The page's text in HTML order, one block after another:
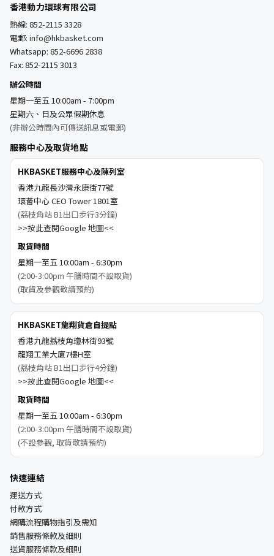
香港動力環球有限公司
熱線: 852-2115 3328
電郵: info@hkbasket.com
Whatsapp: 852-6696 2838
Fax: 852-2115 3013
辦公時間
星期一至五 10:00am - 7:00pm
星期六、日及公眾假期休息
(非辦公時間內可傳送訊息或電郵)
服務中心及取貨地點
HKBASKET服務中心及陳列室
香港九龍長沙灣永康街77號
環薈中心 CEO Tower 1801室
(荔枝角站 B1出口步行3分鐘)
>>按此查閱Google 地圖<<
取貨時間
星期一至五 10:00am - 6:30pm
(2:00-3:00pm 午膳時間不設取貨)
(取貨及參觀敬請預約)
HKBASKET龍翔貨倉自提點
香港九龍荔枝角瓊林街93號
龍翔工業大廈7樓H室
(荔枝角站 B1出口步行4分鐘)
>>按此查閱Google 地圖<<
取貨時間
星期一至五 10:00am - 6:30pm
(2:00-3:00pm 午膳時間不設取貨)
(不設參觀, 取貨敬請預約)
快速連結
運送方式
付款方式
網購流程購物指引及需知
銷售服務條款及細則
送貨服務條款及細則